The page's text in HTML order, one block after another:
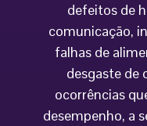
defeitos de
comunicação,
falhas de
desgaste de
ocorrências
desempenho, a